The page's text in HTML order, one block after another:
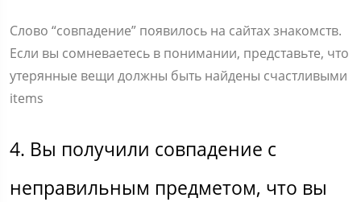
Слово “совпадение” появилось на сайтах знакомств.
Если вы сомневаетесь в понимании, представьте, что
утерянные вещи должны быть найдены счастливыми
items
4. Вы получили совпадение с
неправильным предметом, что вы